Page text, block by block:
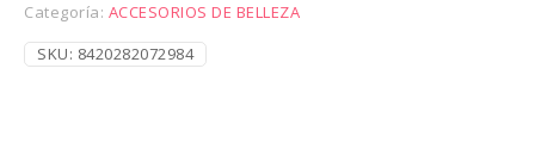
Categoría: ACCESORIOS DE BELLEZA
SKU: 8420282072984